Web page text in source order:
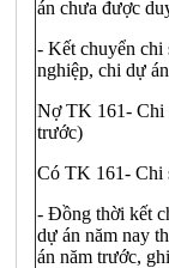
án chưa được
- Kết chuyển chi
nghiệp, chi dự
Nợ TK 161- Chi
trước)
Có TK 161- Chi
- Đồng thời kết
dự án năm nay
án năm trước,